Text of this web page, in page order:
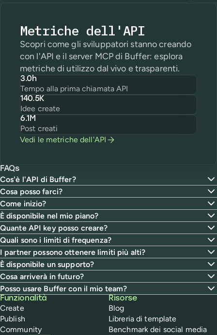
Metriche dell'API
Scopri come gli sviluppatori stanno creando
con l'API e il server MCP di Buffer: esplora
metriche di utilizzo dal vivo e trasparenti.
3.0h
Tempo alla prima chiamata API
140.5K
Idee create
6.1M
Post creati
Vedi le metriche dell'API
FAQs
Cos'è l'API di Buffer?
Cosa posso farci?
Come inizio?
È disponibile nel mio piano?
Quante API key posso creare?
Quali sono i limiti di frequenza?
I partner possono ottenere limiti più alti?
È disponibile un supporto?
Cosa arriverà in futuro?
Posso usare Buffer con il mio team?
Buffer
Funzionalità
Create
Publish
Community
Risorse
Blog
Libreria di template
Benchmark dei social media